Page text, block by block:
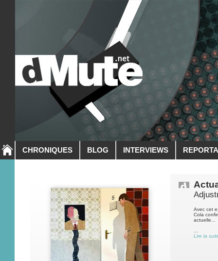
CHRONIQUES BLOG INTERVIEWS
Avec cet
Cola
actuelle...
Lire la